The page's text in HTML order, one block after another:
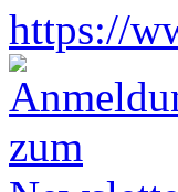
https://